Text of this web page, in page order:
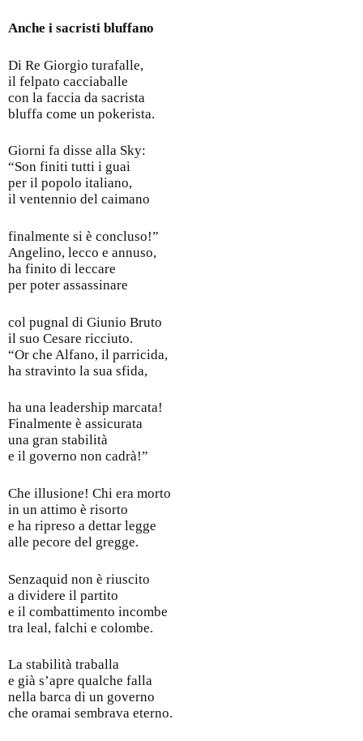
Anche i sacristi bluffano
Di Re Giorgio turafalle,
il felpato cacciaballe
con la faccia da sacrista
bluffa come un pokerista.
Giorni fa disse alla Sky:
“Son finiti tutti i guai
per il popolo italiano,
il ventennio del caimano
finalmente si è concluso!”
Angelino, lecco e annuso,
ha finito di leccare
per poter assassinare
col pugnal di Giunio Bruto
il suo Cesare ricciuto.
“Or che Alfano, il parricida,
ha stravinto la sua sfida,
ha una leadership marcata!
Finalmente è assicurata
una gran stabilità
e il governo non cadrà!”
Che illusione! Chi era morto
in un attimo è risorto
e ha ripreso a dettar legge
alle pecore del gregge.
Senzaquid non è riuscito
a dividere il partito
e il combattimento incombe
tra leal, falchi e colombe.
La stabilità traballa
e già s’apre qualche falla
nella barca di un governo
che oramai sembrava eterno.